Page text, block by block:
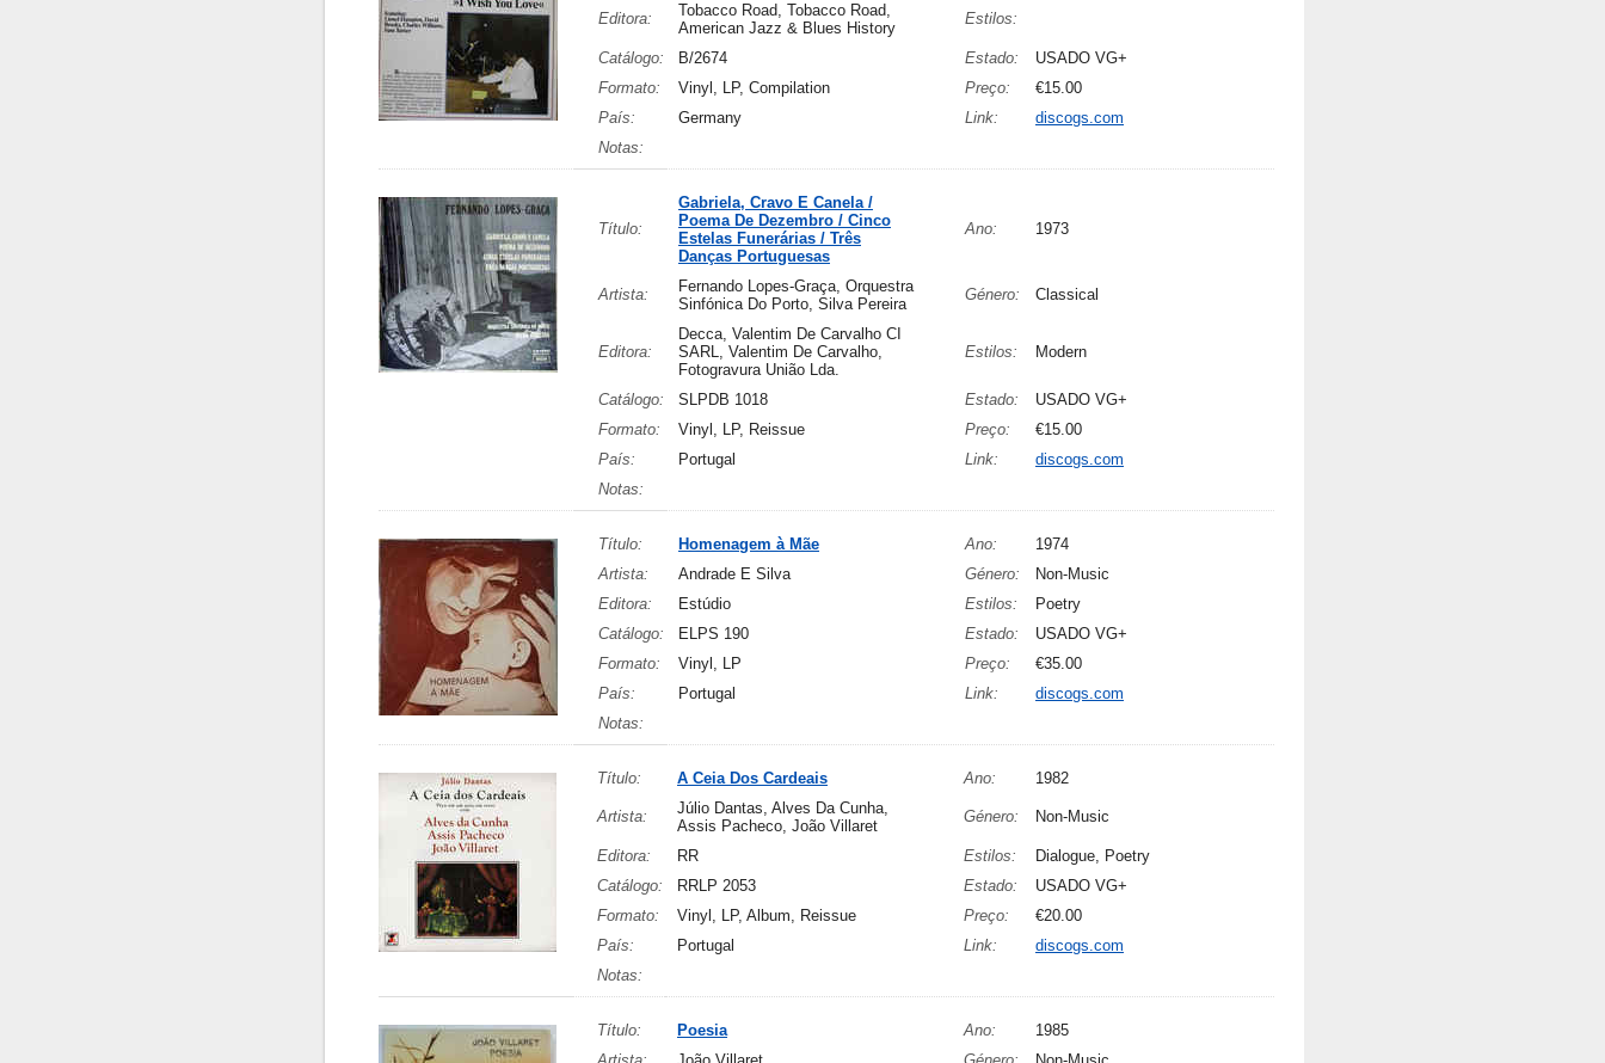
Editora:
Tobacco Road, Tobacco Road,
American Jazz & Blues History
Estilos:
Catálogo: B/2674 Estado:
USADO VG+
Formato:
Vinyl, LP, Compilation Preço:
€15.00
País:
Germany Link:
discogs.com
Notas:
Título:
Gabriela, Cravo E Canela /
Poema De Dezembro / Cinco
Estelas Funerárias / Três
Danças Portuguesas
Ano: 1973
Artista:
Fernando Lopes-Graça, Orquestra
Sinfónica Do Porto, Silva Pereira
Género: Classical
Editora:
Decca, Valentim De Carvalho CI
SARL, Valentim De Carvalho,
Fotogravura União Lda.
Estilos: Modern
Catálogo: SLPDB 1018 Estado:
USADO VG+
Formato:
Vinyl, LP, Reissue Preço:
€15.00
País:
Portugal Link:
discogs.com
Notas:
Título: Homenagem à Mãe Ano:
1974
Artista:
Andrade E Silva Género:
Non-Music
Editora:
Estúdio Estilos:
Poetry
Catálogo:
ELPS 190 Estado:
USADO VG+
Formato:
Vinyl, LP Preço:
€35.00
País:
Portugal Link:
discogs.com
Notas:
Título: A Ceia Dos Cardeais Ano: 1982
Artista:
Júlio Dantas, Alves Da Cunha,
Assis Pacheco, João Villaret
Género: Non-Music
Editora: RR Estilos:
Dialogue, Poetry
Catálogo:
RRLP 2053 Estado:
USADO VG+
Formato:
Vinyl, LP, Album, Reissue Preço:
€20.00
País:
Portugal Link:
discogs.com
Notas:
Título: Poesia Ano:
1985